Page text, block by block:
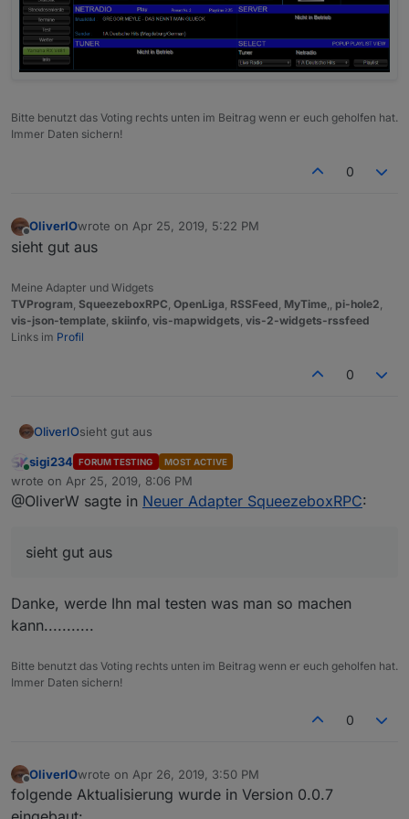
Bitte benutzt das Voting rechts unten im Beitrag wenn er euch geholfen hat.
Immer Daten sichern!
0
Offline
OliverIOwrote on Apr 25, 2019, 5:22 PM
last edited by
sieht gut aus
Meine Adapter und Widgets
TVProgram SqueezeboxRPC OpenLiga RSSFeed MyTime pi-hole2
vis-json-template skiinfo vis-mapwidgets vis-2-widgets-rssfeed
Links im Profil
0
OliverIOsieht gut aus
Online
sigi234 FORUM TESTING MOST ACTIVE
wrote on Apr 25, 2019, 8:06 PM
last edited by
@OliverW sagte in Neuer Adapter SqueezeboxRPC:
sieht gut aus
Danke, werde Ihn mal testen was man so machen
kann...........
Bitte benutzt das Voting rechts unten im Beitrag wenn er euch geholfen hat.
Immer Daten sichern!
0
Offline
OliverIOwrote on Apr 26, 2019, 3:50 PM
last edited by
folgende Aktualisierung wurde in Version 0.0.7